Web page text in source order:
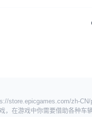
store.epicgames.com/zh-
，在游戏中你需要借助各种车